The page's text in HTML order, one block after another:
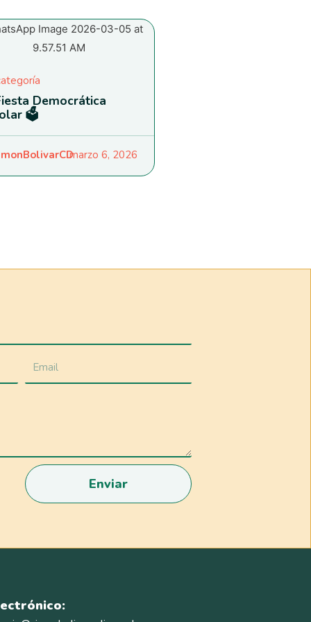
Democrática
🗳️
marzo 6, 2026
Enviar